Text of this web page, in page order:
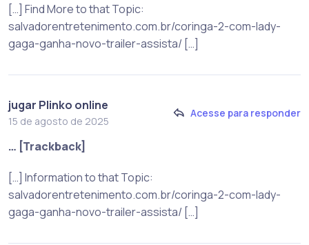
[…] Find More to that Topic:
salvadorentretenimento.com.br/coringa-2-com-lady-
gaga-ganha-novo-trailer-assista/ […]
jugar Plinko online
15 de agosto de 2025
Acesse para responder
… [Trackback]
[…] Information to that Topic:
salvadorentretenimento.com.br/coringa-2-com-lady-
gaga-ganha-novo-trailer-assista/ […]